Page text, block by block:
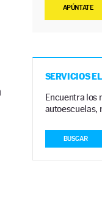
APÚNTATE
SERVICIOS EL
Encuentra los
autoescuelas,
BUSCAR